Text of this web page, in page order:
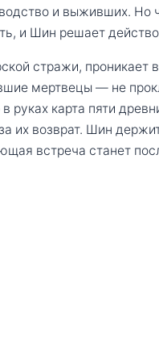
и выживших. Но
и Шин решает
стражи, проникает
мертвецы — не
руках карта пяти
их возврат. Шин
встреча станет